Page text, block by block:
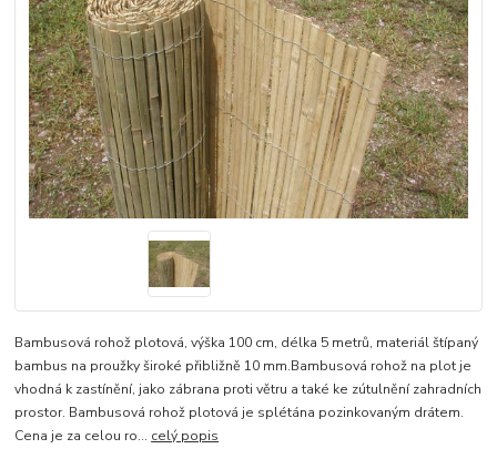
Bambusová rohož plotová, výška 100 cm, délka 5 metrů, materiál štípaný
bambus na proužky široké přibližně 10 mm.Bambusová rohož na plot je
vhodná k zastínění, jako zábrana proti větru a také ke zútulnění zahradních
prostor. Bambusová rohož plotová je splétána pozinkovaným drátem.
Cena je za celou ro... celý popis